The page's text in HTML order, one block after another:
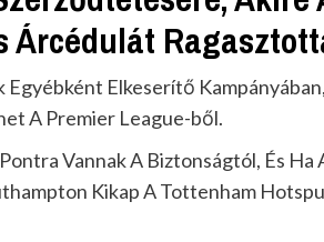
Árcédulát
Elkeserítő
A Premier League-ből.
Vannak A Biztonságtól, És
Kikap A Tottenham